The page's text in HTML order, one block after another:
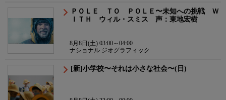
ＰＯＬＥ ＴＯ ＰＯＬＥ〜未知への挑戦 Ｗ
ＩＴＨ ウィル・スミス 声：東地宏樹
8月8日(土) 03:00～04:00
ナショナル ジオグラフィック
[新]小学校〜それは小さな社会〜(日)